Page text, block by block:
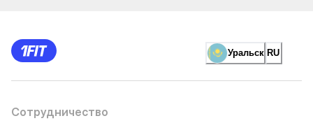
Уральск RU
Сотрудничество